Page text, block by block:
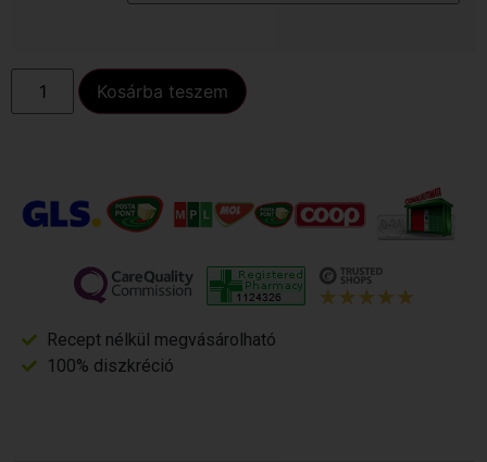
Kosárba teszem
Recept nélkül megvásárolható
100% diszkréció